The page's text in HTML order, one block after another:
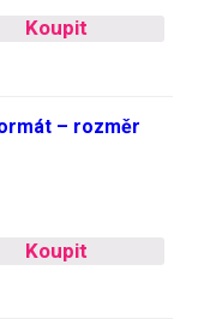
Koupit
– rozměr
Koupit